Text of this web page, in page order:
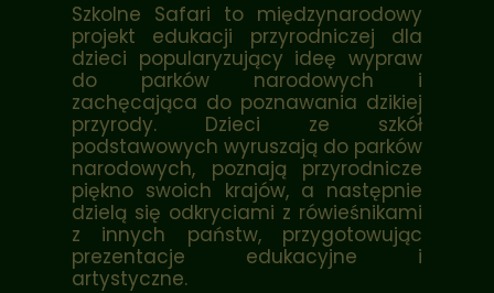
Szkolne Safari to międzynarodowy
projekt edukacji przyrodniczej dla
dzieci popularyzujący ideę wypraw
do parków narodowych i
zachęcająca do poznawania dzikiej
przyrody. Dzieci ze szkół
podstawowych wyruszają do parków
narodowych, poznają przyrodnicze
piękno swoich krajów, a następnie
dzielą się odkryciami z rówieśnikami
z innych państw, przygotowując
prezentacje edukacyjne i
artystyczne.